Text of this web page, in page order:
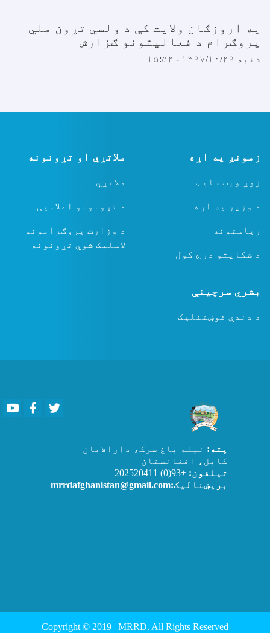
په اروزګان ولایت کې د ولسي تړون ملي
پروګرام د فعالیتونو ګزارش
شنبه ۱۳۹۷/۱۰/۲۹ - ۱۵:۵۲
زمونږ په اړه
زوړ ویب سایټ
د وزیر په اړه
ریاستونه
د شکایتو درج کول
ملاتړي او تړونونه
ملاتړي
د تړونونو اعلامیې
د وزارت پروګرامونو
لاسلیک شوي تړونونه
بشري سرچینې
د دندې غوښتنلیک
YoutubeFacebook
پته: نیله باغ سرک، دارالامان
کابل، افغانستان
تیلفون: +93(0) 202520411
بریښنالیک:mrrdafghanistan@gmail.com
Copyright © 2019 | MRRD. All Rights Reserved